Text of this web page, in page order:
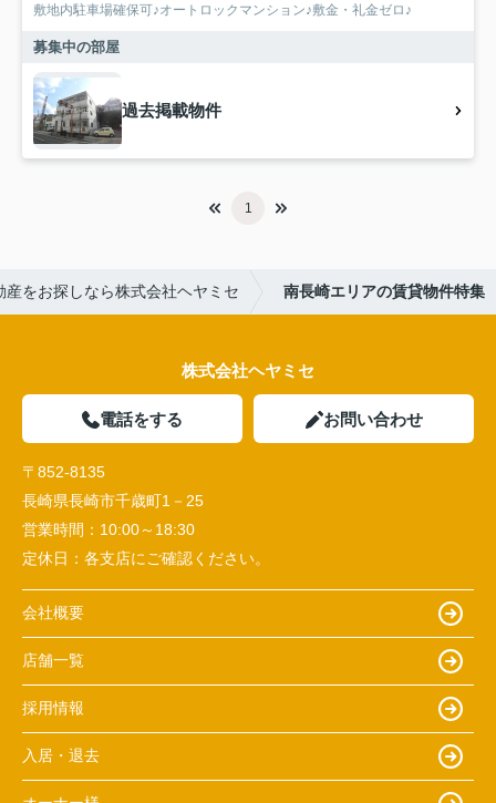
敷地内駐車場確保可♪オートロックマンション♪敷金・礼金ゼロ♪
募集中の部屋
過去掲載物件
1
をお探しなら株式会社ヘヤミセ 南長崎エリアの賃貸物件特集
株式会社ヘヤミセ
電話をする お問い合わせ
〒852-8135
長崎県長崎市千歳町1－25
営業時間： 10:00～18:30
定休日： 各支店にご確認ください。
会社概要
店舗一覧
採用情報
入居・退去